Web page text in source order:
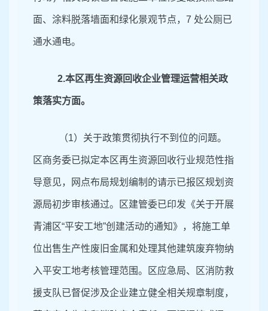
面、涂料脱落墙面和绿化景观节点，7 处公厕已
通水通电。
2.本区再生资源回收企业管理运营相关政
策落实方面。
（1）关于政策贯彻执行不到位的问题。
区商务委已拟定本区再生资源回收行业规范性指
导意见，网点布局规划编制的请示已报区规划资
源局初步审核通过。 区建管委已印发《关于开展
青浦区“平安工地”创建活动的通知》，将施工单
位出售生产性废旧金属和处理其他建筑废弃物纳
入平安工地考核管理范围。区应急局、区消防救
援支队已督促涉及企业建立健全相关规章制度，